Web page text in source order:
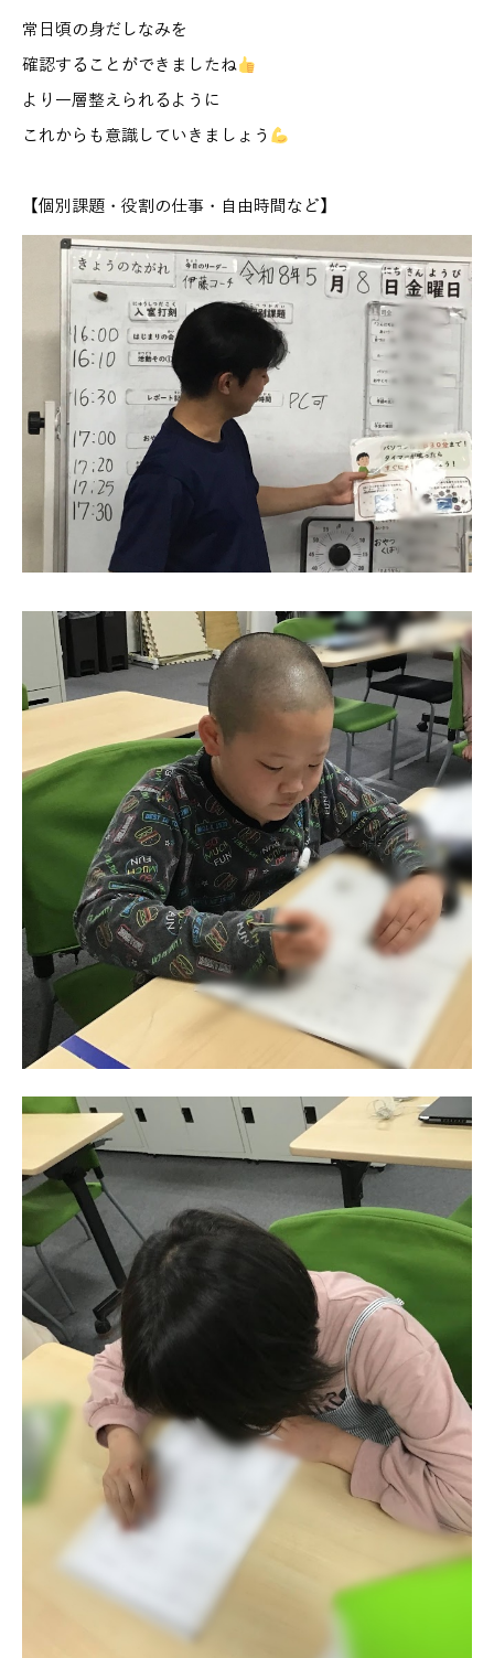
常日頃の身だしなみを
確認することができましたね
より一層整えられるように
これからも意識していきましょう
【個別課題・役割の仕事・自由時間など】